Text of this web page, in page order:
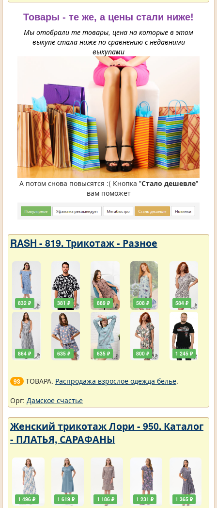
Товары - те же, а цены стали ниже!
Мы отобрали те товары, цена на которые в этом
выкупе стала ниже по сравнению с недавними
выкупами
А потом снова повысятся :( Кнопка "Стало дешевле"
вам поможет
RASH - 819. Трикотаж - Разное
832 ₽
864 ₽
381 ₽
635 ₽
889 ₽
635 ₽
508 ₽
800 ₽
584 ₽
1 245 ₽
93 ТОВАРА. Распродажа взрослое одежда белье.
Орг: Дамское счастье
Женский трикотаж Лори - 950. Каталог
- ПЛАТЬЯ, САРАФАНЫ
1 496 ₽ 1 619 ₽ 1 186 ₽ 1 231 ₽ 1 365 ₽